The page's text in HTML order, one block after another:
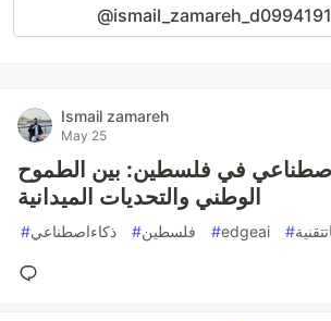
Ismail zamareh
May 25
في فلسطين: بين الطموح
الوطني والتحديات الميدانية
#ذكاءاصطناعي #فلسطين #edgeai #